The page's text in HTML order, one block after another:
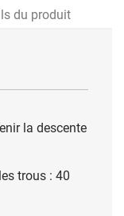
du produit
la descente
trous : 40